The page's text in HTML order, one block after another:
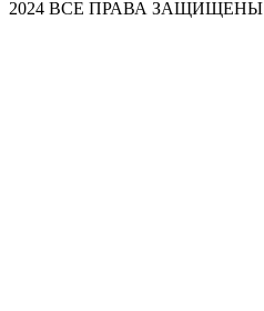
2024 ВСЕ ПРАВА ЗАЩИЩЕНЫ